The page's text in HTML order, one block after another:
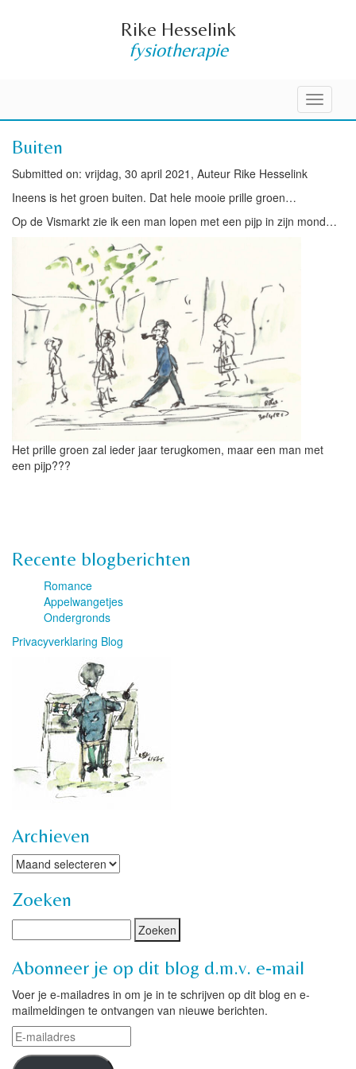
Rike Hesselink
fysiotherapie
Toggle
Buiten
Submitted on: vrijdag, 30 april 2021, Auteur Rike Hesselink
Ineens is het groen buiten. Dat hele mooie prille groen…
Op de Vismarkt zie ik een man lopen met een pijp in zijn mond…
Het prille groen zal ieder jaar terugkomen, maar een man met
een pijp???
Recente blogberichten
Romance
Appelwangetjes
Ondergronds
Privacyverklaring Blog
Archieven
Archieven
Zoeken
Abonneer je op dit blog d.m.v. e-mail
Voer je e-mailadres in om je in te schrijven op dit blog en e-
mailmeldingen te ontvangen van nieuwe berichten.
E-
mailadres